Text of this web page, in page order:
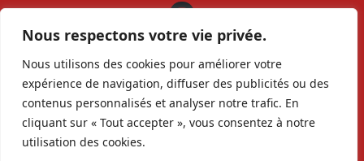
Nous respectons votre vie privée.
Nous utilisons des cookies pour améliorer votre
expérience de navigation, diffuser des publicités ou des
contenus personnalisés et analyser notre trafic. En
cliquant sur « Tout accepter », vous consentez à notre
utilisation des cookies.
contact@lj-collections.com
RCS 979 374 147 Romans
Vous voulez
vendre ?
Contact Archives